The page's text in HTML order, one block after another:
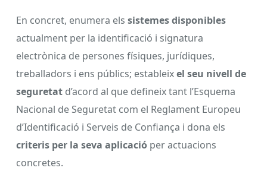
En concret, enumera els sistemes disponibles
actualment per la identificació i signatura
electrònica de persones físiques, jurídiques,
treballadors i ens públics; estableixel seu nivell de
seguretat d’acord al que defineix tant l’Esquema
Nacional de Seguretat com el Reglament Europeu
d’Identificació i Serveis de Confiança i dona els
criteris per la seva aplicació per actuacions
concretes.